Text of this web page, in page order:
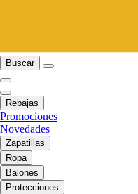
Buscar
Rebajas
Promociones
Novedades
Zapatillas
Ropa
Balones
Protecciones